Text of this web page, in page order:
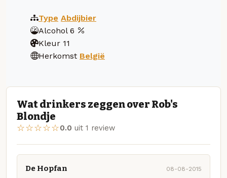
Type Abdijbier
Alcohol 6
Kleur 11
Herkomst België
Wat drinkers zeggen over Rob's
Blondje
☆☆☆☆☆0.0 uit 1 review
De Hopfan 08-08-2015